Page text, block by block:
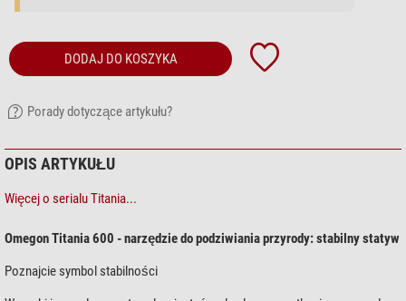
DODAJ DO KOSZYKA
Porady dotyczące artykułu?
OPIS ARTYKUŁU
Więcej o serialu Titania...
Omegon Titania 600 - narzędzie do podziwiania przyrody: stabilny statyw
Poznajcie symbol stabilności